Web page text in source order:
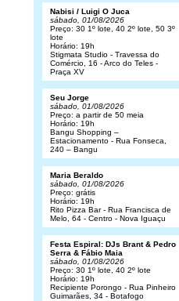
Nabisi / Luigi O Juca
sábado, 01/08/2026
Preço: 30 1º lote, 40 2º lote, 50 3º
lote
Horário: 19h
Stigmata Studio - Travessa do
Comércio, 16 - Arco do Teles -
Praça XV
Seu Jorge
sábado, 01/08/2026
Preço: a partir de 50 meia
Horário: 19h
Bangu Shopping –
Estacionamento - Rua Fonseca,
240 – Bangu
Maria Beraldo
sábado, 01/08/2026
Preço: grátis
Horário: 19h
Rito Pizza Bar - Rua Francisca de
Melo, 64 - Centro - Nova Iguaçu
Festa Espiral: DJs Brant & Pedro
Serra & Fábio Maia
sábado, 01/08/2026
Preço: 30 1º lote, 40 2º lote
Horário: 19h
Recipiente Porongo - Rua Pinheiro
Guimarães, 34 - Botafogo